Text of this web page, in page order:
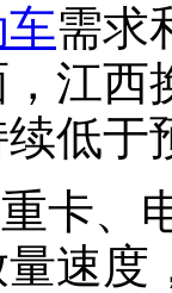
需求
江西
低于
卡、
速度